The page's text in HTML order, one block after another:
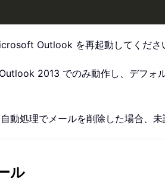
Outlook を再起動してくださ
2013 でのみ動作し、デフォ
動処理でメールを削除した場合、
ル